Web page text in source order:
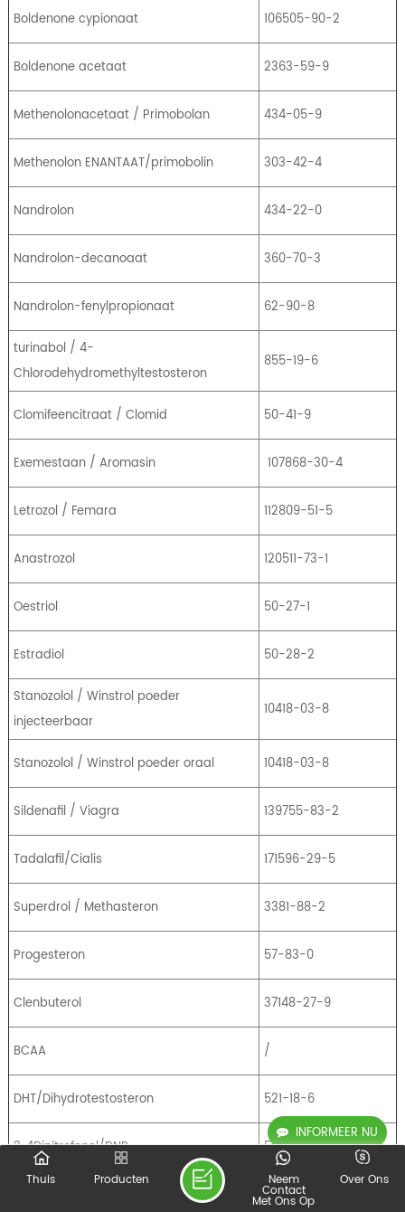
INFORMEER NU
Boldenone cypionaat 106505-90-2
Boldenone acetaat 2363-59-9
Methenolonacetaat / Primobolan 434-05-9
Methenolon ENANTAAT/primobolin 303-42-4
Nandrolon 434-22-0
Nandrolon-decanoaat 360-70-3
Nandrolon-fenylpropionaat 62-90-8
turinabol / 4-
Chlorodehydromethyltestosteron
855-19-6
Clomifeencitraat / Clomid 50-41-9
Exemestaan ​​/ Aromasin 107868-30-4
Letrozol / Femara 112809-51-5
Anastrozol 120511-73-1
Oestriol 50-27-1
Estradiol 50-28-2
Stanozolol / Winstrol poeder
injecteerbaar
10418-03-8
Stanozolol / Winstrol poeder oraal 10418-03-8
Sildenafil / Viagra 139755-83-2
Tadalafil/Cialis 171596-29-5
Superdrol / Methasteron 3381-88-2
Progesteron 57-83-0
Clenbuterol 37148-27-9
BCAA /
DHT/Dihydrotestosteron 521-18-6
2, 4Dinitrofenol/DNP 51-28-5
57-83-0
Thuis Producten Over Ons
Neem
Contact
Met Ons Op